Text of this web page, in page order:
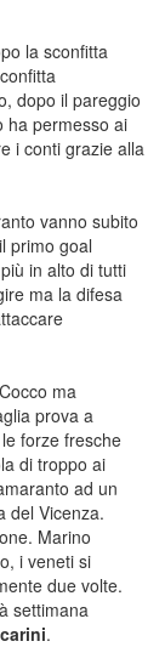
la sconfitta
dopo il pareggio
ha permesso ai
i conti grazie alla
vanno subito
primo goal
in alto di tutti
ma la difesa
ma
prova a
forze fresche
di troppo ai
ad un
del Vicenza.
Marino
i veneti si
due volte.
settimana
.